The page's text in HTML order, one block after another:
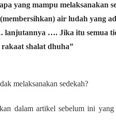
yang mampu melaksanakan
air ludah yang
lanjutannya …. Jika itu semua
shalat dhuha”
melaksanakan sedekah?
dalam artikel sebelum ini